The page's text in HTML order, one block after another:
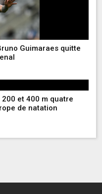
Guimaraes quitte
et 400 m quatre
de natation